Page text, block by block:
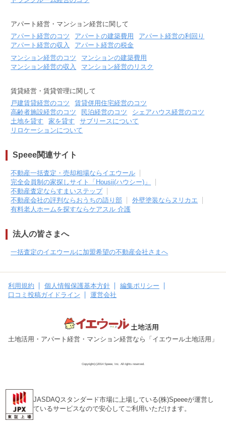
アパート経営・マンション経営に関して
アパート経営のコツ
アパートの建築費用
アパート経営の利回り
アパート経営の収入
アパート経営の税金
マンション経営のコツ
マンションの建築費用
マンション経営の収入
マンション経営のリスク
賃貸経営・賃貸管理に関して
戸建賃貸経営のコツ
賃貸併用住宅経営のコツ
高齢者施設経営のコツ
民泊経営のコツ
シェアハウス経営のコツ
土地を貸す
家を貸す
サブリースについて
リロケーションについて
Speee関連サイト
不動産一括査定・売却相場ならイエウール
完全会員制の家探しサイト「Housii(ハウシー)」
不動産査定ならすまいステップ
不動産会社の評判ならおうちの語り部
外壁塗装ならヌリカエ
有料老人ホームを探すならケアスル 介護
法人の皆さまへ
一括査定のイエウールに加盟希望の不動産会社さまへ
土地活用・アパート経営・マンション経営なら「イエウール土地活用」
利用規約 個人情報保護基本方針
編集ポリシー
口コミ投稿ガイドライン
運営会社
Copyright(c)2014 Speee, Inc. All rights reserved.
JASDAQスタンダード市場に上場している(株)Speeeが運営し
ているサービスなので安心してご利用いただけます。